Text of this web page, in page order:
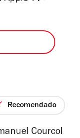
Recomendado
Courcol